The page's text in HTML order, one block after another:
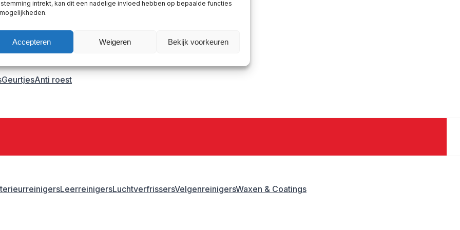
intrekt, kan dit een nadelige invloed hebben op bepaalde functies
Accepteren Weigeren Bekijk voorkeuren
primer
GeurtjesAnti roest
LeerreinigersLuchtverfrissersVelgenreinigersWaxen & Coatings